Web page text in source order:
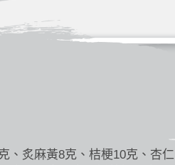
、炙麻黃8克、桔梗10克、杏仁